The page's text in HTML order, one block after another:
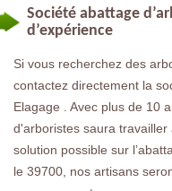
Société abattage
d’expérience
Si vous recherchez des
contactez directement la
Elagage . Avec plus de 10
d'arboristes saura
solution possible sur
le 39700, nos artisans